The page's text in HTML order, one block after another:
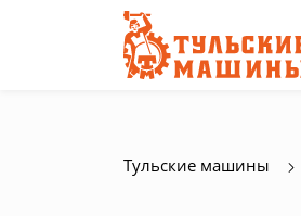
Тульские машины